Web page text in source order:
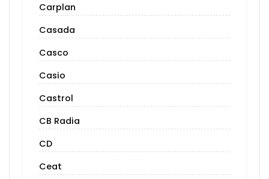
Carplan
Casada
Casco
Casio
Castrol
CB Radia
CD
Ceat